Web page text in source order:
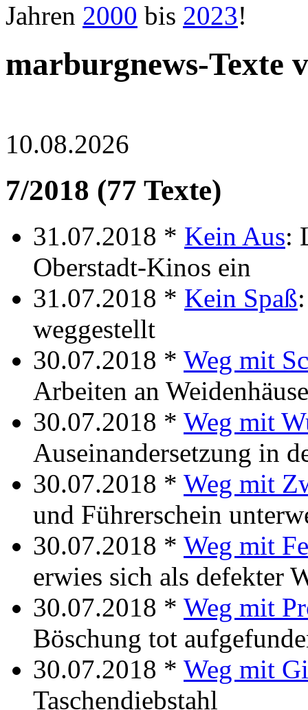
Jahren 2000 bis 2023!
marburgnews-Texte
10.08.2026
7/2018 (77 Texte)
31.07.2018 * Kein Aus:
Oberstadt-Kinos ein
31.07.2018 * Kein Spaß
weggestellt
30.07.2018 * Weg mit
Arbeiten an
30.07.2018 * Weg mit
Auseinandersetzung in
30.07.2018 * Weg mit
und Führerschein
30.07.2018 * Weg mit
erwies sich als defekter
30.07.2018 * Weg mit
Böschung tot
30.07.2018 * Weg mit
Taschendiebstahl